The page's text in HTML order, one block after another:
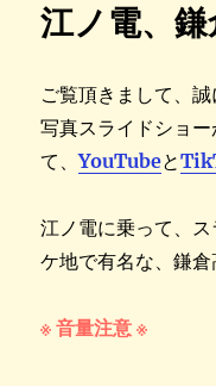
江ノ電、
ご覧頂きまして、誠
写真スライドショ
て、YouTubeと
江ノ電に乗って、
ケ地で有名な、鎌倉
※ 音量注意 ※